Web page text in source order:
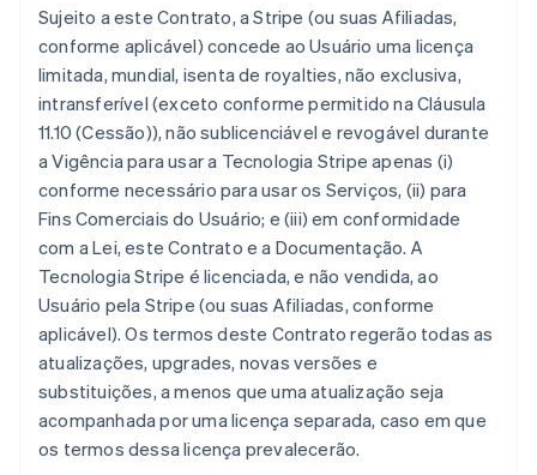
Sujeito a este Contrato, a Stripe (ou suas Afiliadas,
conforme aplicável) concede ao Usuário uma licença
limitada, mundial, isenta de royalties, não exclusiva,
intransferível (exceto conforme permitido na Cláusula
11.10 (Cessão)), não sublicenciável e revogável durante
a Vigência para usar a Tecnologia Stripe apenas (i)
conforme necessário para usar os Serviços, (ii) para
Fins Comerciais do Usuário; e (iii) em conformidade
com a Lei, este Contrato e a Documentação. A
Tecnologia Stripe é licenciada, e não vendida, ao
Usuário pela Stripe (ou suas Afiliadas, conforme
aplicável). Os termos deste Contrato regerão todas as
atualizações, upgrades, novas versões e
substituições, a menos que uma atualização seja
acompanhada por uma licença separada, caso em que
os termos dessa licença prevalecerão.